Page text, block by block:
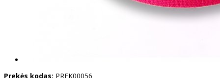
Prekės kodas: PREK00056